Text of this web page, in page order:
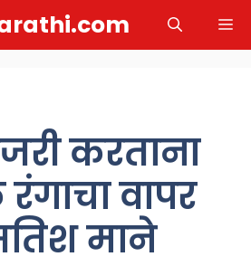
करताना
वापर
माने